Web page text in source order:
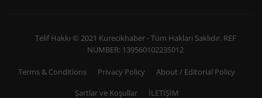
Telif Hakkı © 2021 Kurecikhaber - Tüm Hakları Saklıdır. REF
NUMBER: 13956010223S012
Terms & Conditions Privacy Policy
About / Editorial Policy
Şartlar ve Koşullar
İLETİŞİM